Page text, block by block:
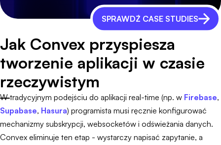
SPRAWDŹ CASE STUDIES
Jak Convex przyspiesza
tworzenie aplikacji w czasie
rzeczywistym
W tradycyjnym podejściu do aplikacji real-time (np. w Firebase,
Supabase, Hasura) programista musi ręcznie konfigurować
mechanizmy subskrypcji, websocketów i odświeżania danych.
Convex eliminuje ten etap - wystarczy napisać zapytanie, a